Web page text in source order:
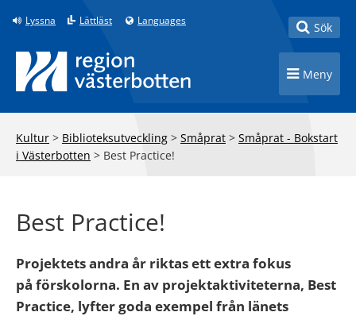
Till innehåll på sidan
Lyssna Lättläst Languages Toggle
Sök
Toggle
Meny
Kultur > Biblioteksutveckling > Småprat > Småprat - Bokstart
i Västerbotten > Best Practice!
Best Practice!
Projektets andra år riktas ett extra fokus
på förskolorna. En av projektaktiviteterna, Best
Practice, lyfter goda exempel från länets